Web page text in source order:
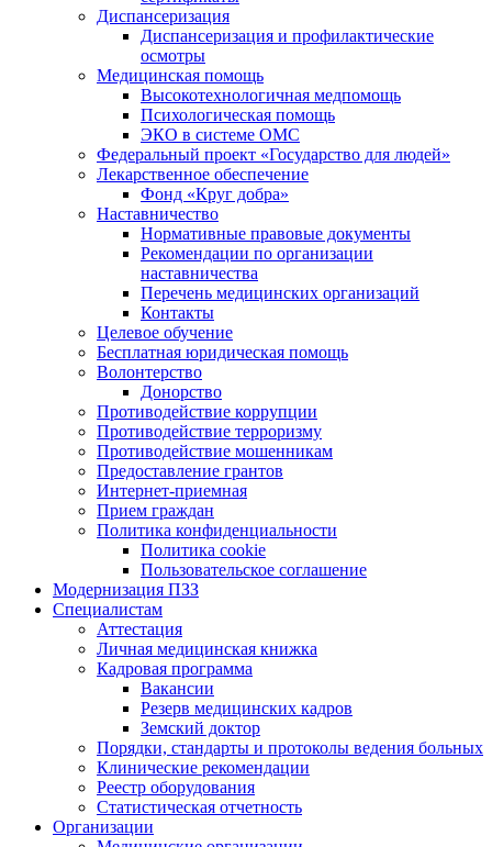
Диспансеризация
Диспансеризация и профилактические
осмотры
Медицинская помощь
Высокотехнологичная медпомощь
Психологическая помощь
ЭКО в системе ОМС
Федеральный проект «Государство для людей»
Лекарственное обеспечение
Фонд «Круг добра»
Наставничество
Нормативные правовые документы
Рекомендации по организации
наставничества
Перечень медицинских организаций
Контакты
Целевое обучение
Бесплатная юридическая помощь
Волонтерство
Донорство
Противодействие коррупции
Противодействие терроризму
Противодействие мошенникам
Предоставление грантов
Интернет-приемная
Прием граждан
Политика конфиденциальности
Политика cookie
Пользовательское соглашение
Модернизация ПЗЗ
Специалистам
Аттестация
Личная медицинская книжка
Кадровая программа
Вакансии
Резерв медицинских кадров
Земский доктор
Порядки, стандарты и протоколы ведения больных
Клинические рекомендации
Реестр оборудования
Статистическая отчетность
Организации